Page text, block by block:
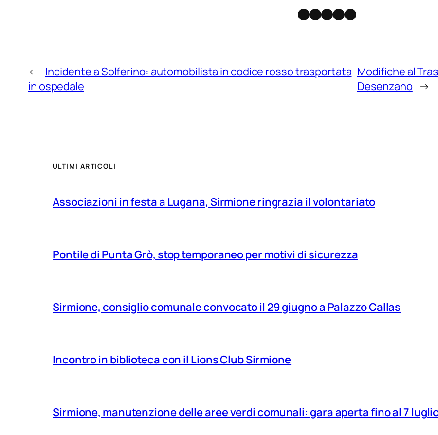
Facebook
Instagram
X Threads
Telegram
← Incidente a Solferino: automobilista in codice rosso trasportata
in ospedale
Modifiche al
Desenzano →
ULTIMI ARTICOLI
Associazioni in festa a Lugana, Sirmione ringrazia il volontariato
Pontile di Punta Grò, stop temporaneo per motivi di sicurezza
Sirmione, consiglio comunale convocato il 29 giugno a Palazzo Callas
Incontro in biblioteca con il Lions Club Sirmione
Sirmione, manutenzione delle aree verdi comunali: gara aperta fino al 7